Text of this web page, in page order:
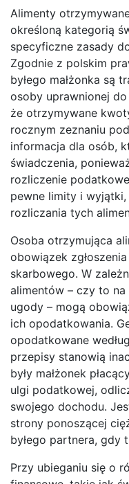
Alimenty
określoną kategorią
specyficzne zasady
Zgodnie z polskim
byłego małżonka są
osoby uprawnionej
że otrzymywane
rocznym zeznaniu
informacja dla osób,
świadczenia,
rozliczenie
pewne limity i
rozliczania tych
Osoba otrzymująca
obowiązek
skarbowego. W
alimentów – czy to
ugody – mogą
ich opodatkowania.
opodatkowane
przepisy stanowią
były małżonek
ulgi podatkowej,
swojego dochodu.
strony ponoszącej
byłego partnera, gdy
Przy ubieganiu się o